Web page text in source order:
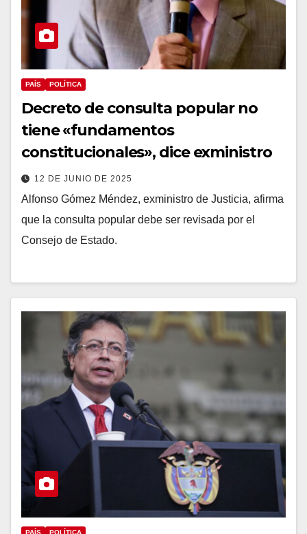
PAÍS POLÍTICA
Decreto de consulta popular no
tiene «fundamentos
constitucionales», dice exministro
12 DE JUNIO DE 2025
Alfonso Gómez Méndez, exministro de Justicia, afirma
que la consulta popular debe ser revisada por el
Consejo de Estado.
PAÍS POLÍTICA